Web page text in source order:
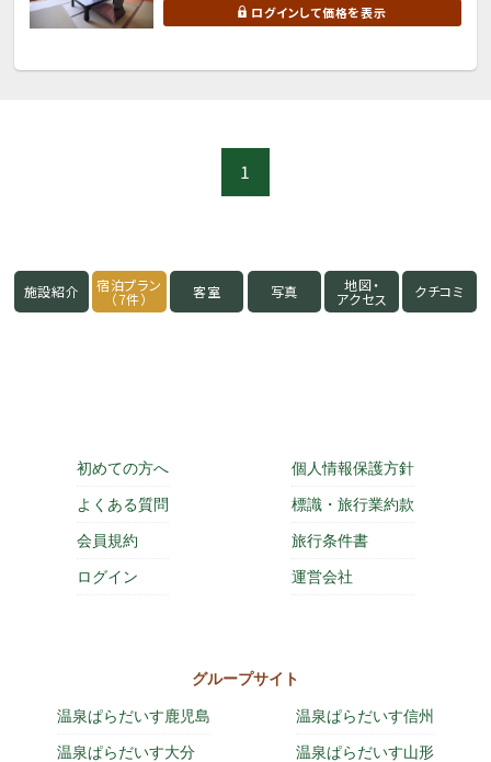
ログインして価格を表示
1
施設紹介 宿泊プラン
（7件） 客室 写真 地図・
アクセス クチコミ
初めての方へ
よくある質問
会員規約
ログイン
個人情報保護方針
標識・旅行業約款
旅行条件書
運営会社
グループサイト
温泉ぱらだいす鹿児島
温泉ぱらだいす大分
温泉ぱらだいす信州
温泉ぱらだいす山形